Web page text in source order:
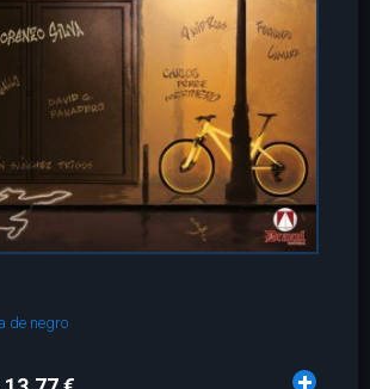
de negro